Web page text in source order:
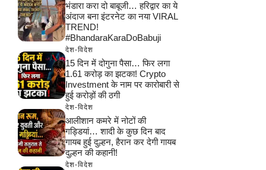
भंडारा करा दो बाबूजी… हरिद्वार का ये
अंदाज बना इंटरनेट का नया VIRAL
TREND!
#BhandaraKaraDoBabuji
देश-विदेश
15 दिन में दोगुना पैसा… फिर लगा
1.61 करोड़ का झटका! Crypto
Investment के नाम पर कारोबारी से
हुई करोड़ों की ठगी
देश-विदेश
आलीशान कमरे में नोटों की
गड्डियां… शादी के कुछ दिन बाद
गायब हुई दुल्हन, हैरान कर देगी गायब
दुल्हन की कहानी!
देश-विदेश